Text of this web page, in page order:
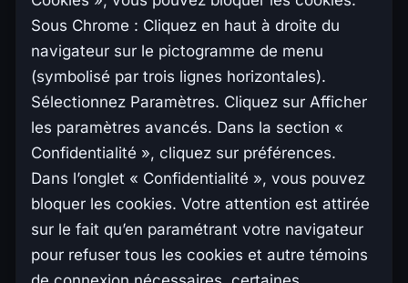
Sous Chrome : Cliquez en haut à droite du
navigateur sur le pictogramme de menu
(symbolisé par trois lignes horizontales).
Sélectionnez Paramètres. Cliquez sur Afficher
les paramètres avancés. Dans la section «
Confidentialité », cliquez sur préférences.
Dans l’onglet « Confidentialité », vous pouvez
bloquer les cookies. Votre attention est attirée
sur le fait qu’en paramétrant votre navigateur
pour refuser tous les cookies et autre témoins